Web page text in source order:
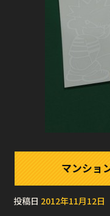
マンショ
投稿日 2012年11月12日